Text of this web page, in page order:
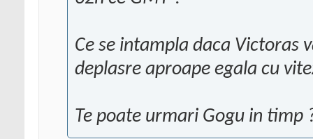
Ce se intampla daca Victoras
deplasre aproape egala cu
Te poate urmari Gogu in timp